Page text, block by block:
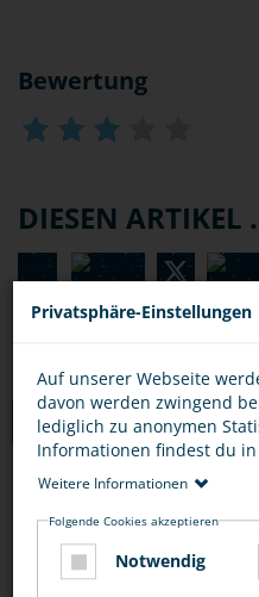
Bewertung
DIESEN ARTIKEL
TIPPS
URHEBERRECHT IM
Benutze nur legale
Privatsphäre-Einstellungen
Auf unserer Webseite
davon werden zwingend
lediglich zu anonymen
Informationen findest du
Weitere Informationen
Folgende Cookies akzeptieren
Notwendig